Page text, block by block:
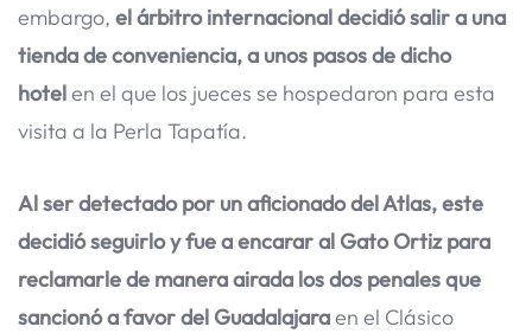
embargo, el árbitro internacional decidió salir a una
tienda de conveniencia, a unos pasos de dicho
hotelen el que los jueces se hospedaron para esta
visita a la Perla Tapatía.
Al ser detectado por un aficionado del Atlas, este
decidió seguirlo y fue a encarar al Gato Ortiz para
reclamarle de manera airada los dos penales que
sancionó a favor del Guadalajaraen el Clásico